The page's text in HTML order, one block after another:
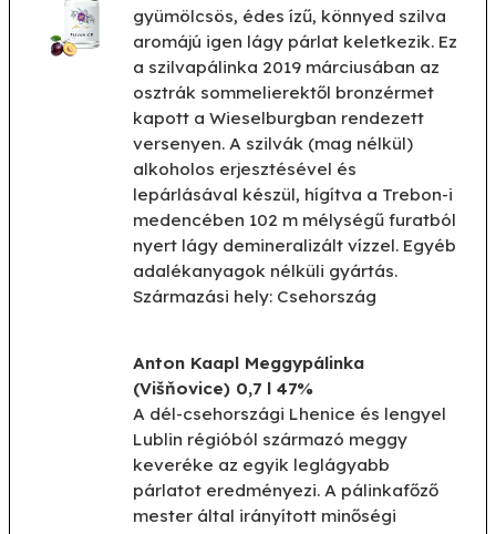
gyümölcsös, édes ízű, könnyed szilva
aromájú igen lágy párlat keletkezik. Ez
a szilvapálinka 2019 márciusában az
osztrák sommelierektől bronzérmet
kapott a Wieselburgban rendezett
versenyen. A szilvák (mag nélkül)
alkoholos erjesztésével és
lepárlásával készül, hígítva a Trebon-i
medencében 102 m mélységű furatból
nyert lágy demineralizált vízzel. Egyéb
adalékanyagok nélküli gyártás.
Származási hely: Csehország
Anton Kaapl Meggypálinka
(Višňovice) 0,7 l 47%
A dél-csehországi Lhenice és lengyel
Lublin régióból származó meggy
keveréke az egyik leglágyabb
párlatot eredményezi. A pálinkafőző
mester által irányított minőségi